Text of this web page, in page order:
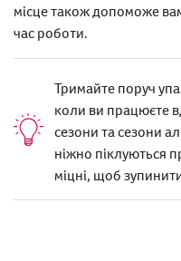
місце також допоможе
час роботи.
Тримайте поруч
коли ви працюєте
сезони та сезони
ніжно піклуються
міцні, щоб